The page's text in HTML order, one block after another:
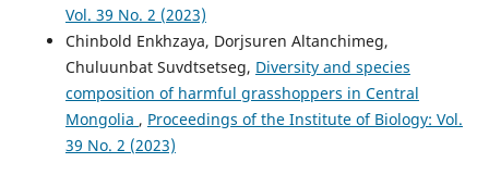
Vol. 39 No. 2 (2023)
Chinbold Enkhzaya, Dorjsuren Altanchimeg,
Chuluunbat Suvdtsetseg, Diversity and species
composition of harmful grasshoppers in Central
Mongolia , Proceedings of the Institute of Biology: Vol.
39 No. 2 (2023)